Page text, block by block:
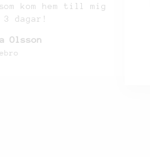
kom hem till mig
3 dagar!
Olsson